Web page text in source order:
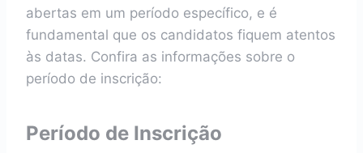
abertas em um período específico, e é
fundamental que os candidatos fiquem atentos
às datas. Confira as informações sobre o
período de inscrição:
Período de Inscrição